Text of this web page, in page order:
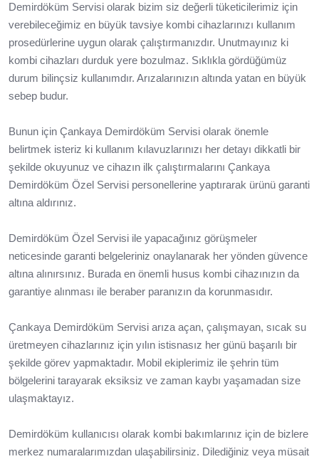
Demirdöküm Servisi olarak bizim siz değerli tüketicilerimiz için
verebileceğimiz en büyük tavsiye kombi cihazlarınızı kullanım
prosedürlerine uygun olarak çalıştırmanızdır. Unutmayınız ki
kombi cihazları durduk yere bozulmaz. Sıklıkla gördüğümüz
durum bilinçsiz kullanımdır. Arızalarınızın altında yatan en büyük
sebep budur.
Bunun için Çankaya Demirdöküm Servisi olarak önemle
belirtmek isteriz ki kullanım kılavuzlarınızı her detayı dikkatli bir
şekilde okuyunuz ve cihazın ilk çalıştırmalarını Çankaya
Demirdöküm Özel Servisi personellerine yaptırarak ürünü garanti
altına aldırınız.
Demirdöküm Özel Servisi ile yapacağınız görüşmeler
neticesinde garanti belgeleriniz onaylanarak her yönden güvence
altına alınırsınız. Burada en önemli husus kombi cihazınızın da
garantiye alınması ile beraber paranızın da korunmasıdır.
Çankaya Demirdöküm Servisi arıza açan, çalışmayan, sıcak su
üretmeyen cihazlarınız için yılın istisnasız her günü başarılı bir
şekilde görev yapmaktadır. Mobil ekiplerimiz ile şehrin tüm
bölgelerini tarayarak eksiksiz ve zaman kaybı yaşamadan size
ulaşmaktayız.
Demirdöküm kullanıcısı olarak kombi bakımlarınız için de bizlere
merkez numaralarımızdan ulaşabilirsiniz. Dilediğiniz veya müsait